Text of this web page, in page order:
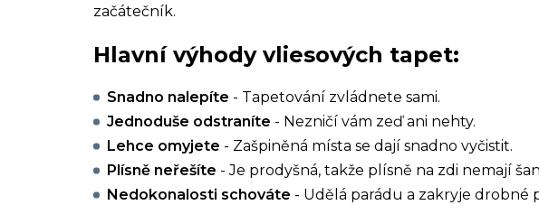
začátečník.
Hlavní výhody vliesových tapet:
Snadno nalepíte - Tapetování zvládnete sami.
Jednoduše odstraníte - Nezničí vám zeď ani nehty.
Lehce omyjete - Zašpiněná místa se dají snadno vyčistit.
Plísně neřešíte - Je prodyšná, takže plísně na zdi nemají
Nedokonalosti schováte - Udělá parádu a zakryje drobné